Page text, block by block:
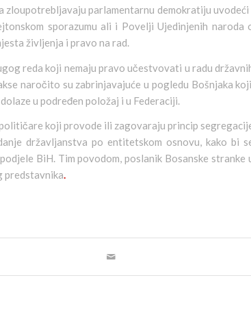
zloupotrebljavaju parlamentarnu demokratiju uvodeći
sporazumu ali i Povelji Ujedinjenih naroda
življenja i pravo na rad.
reda koji nemaju pravo učestvovati u radu
naročito su zabrinjavajuće u pogledu Bošnjaka koji,
u podređen položaj i u Federaciji.
koji provode ili zagovaraju princip
državljanstva po entitetskom osnovu, kako bi
BiH. Tim povodom, poslanik Bosanske stranke
predstavnika.